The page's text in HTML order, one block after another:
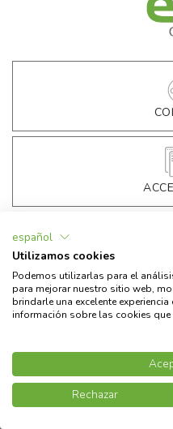
ES2 1.4 GLOSSY
Precio
Matriculación
Ecobonus30 %
Todos los
Subject to funding availability
español
Utilizamos cookies
Podemos utilizarlas para el
para mejorar nuestro sitio web,
brindarle una excelente
información sobre las cookies
Rechazar